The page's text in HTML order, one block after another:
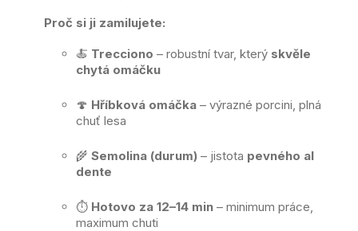
Proč si ji zamilujete:
🍝 Trecciono – robustní tvar, který skvěle
chytá omáčku
🍄 Hříbková omáčka – výrazné porcini, plná
chuť lesa
🌾 Semolina (durum) – jistota pevného al
dente
⏱️ Hotovo za 12–14 min – minimum práce,
maximum chuti